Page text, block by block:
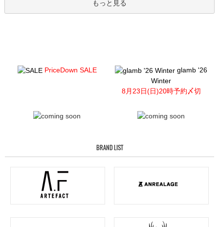
もっと見る
PriceDown SALE
glamb '26
Winter
8月23日(日)20時予約〆切
BRAND LIST